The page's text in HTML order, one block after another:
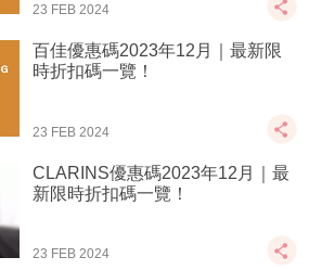
23 FEB 2024
百佳優惠碼2023年12月｜最新限
時折扣碼一覽！
23 FEB 2024
CLARINS優惠碼2023年12月｜最
新限時折扣碼一覽！
23 FEB 2024